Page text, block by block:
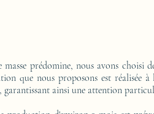
prédomine, nous avons choisi
que nous proposons est réalisée à
garantissant ainsi une attention